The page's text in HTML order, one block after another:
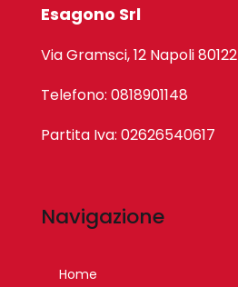
Esagono Srl
Via Gramsci, 12 Napoli 80122
Telefono: 0818901148
Partita Iva: 02626540617
Navigazione
Home